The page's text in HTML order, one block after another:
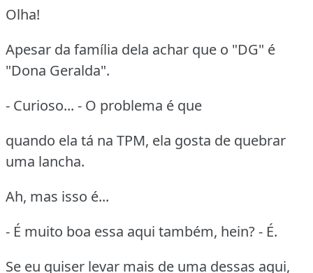
Olha!
Apesar da família dela achar que o "DG" é
"Dona Geralda".
- Curioso... - O problema é que
quando ela tá na TPM, ela gosta de quebrar
uma lancha.
Ah, mas isso é...
- É muito boa essa aqui também, hein? - É.
Se eu quiser levar mais de uma dessas aqui,